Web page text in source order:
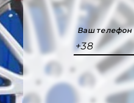
Ваш телефон
+38